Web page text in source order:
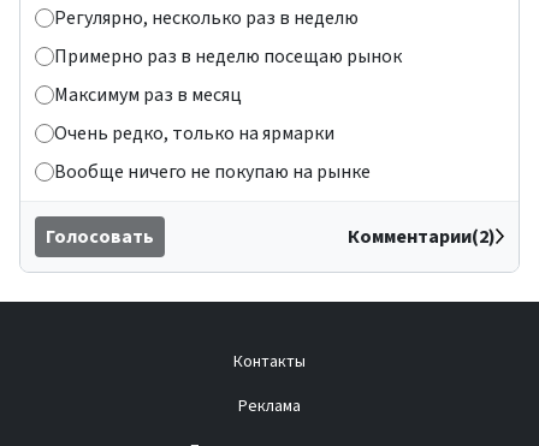
Регулярно, несколько раз в неделю
Примерно раз в неделю посещаю рынок
Максимум раз в месяц
Очень редко, только на ярмарки
Вообще ничего не покупаю на рынке
Голосовать Комментарии(2)
Контакты
Реклама